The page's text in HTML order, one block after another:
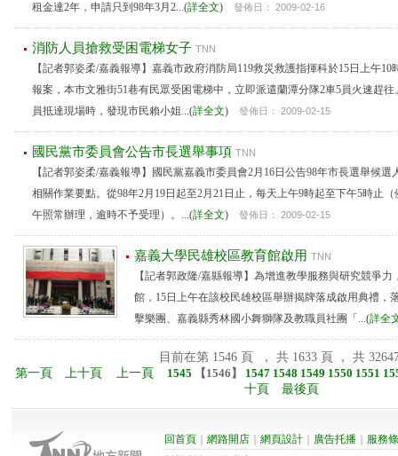
租金達2年，申請只到98年3月2...(詳全文) 發佈日： 2009-02-16
消防人員搶救受困電梯女子 TNN
【記者郭姿柔/嘉義報導】嘉義市政府消防局119救災救護指揮科於15日上午10
報案，本市文雅街51巷有民眾受困電梯中，立即派遣蘭潭分隊2車5員火速趕往
員抵達現場時，發現市民賴小姐...(詳全文) 發佈日： 2009-02-15
國民黨市委員會公告市長選舉事項 TNN
【記者郭姿柔/嘉義報導】國民黨嘉義市委員會2月16日公告98年市長選舉候選
相關作業要點。從98年2月19日起至2月21日止，每天上午9時起至下午5時止
午照常辦理，逾時不予受理）。...(詳全文) 發佈日： 2009-02-15
嘉義大學民雄校區教育館啟用 TNN
【記者郭政隆/嘉縣報導】為增進教學服務與研究競爭
館，15日上午在該校民雄校區舉辦揭牌落成啟用典禮，
擊樂團、嘉義縣秀林國小舞獅隊及教職員社團「...(詳全
目前在第 1546 頁 ， 共 1633 頁 ， 共
第一頁
上十頁 上一頁 1545 【 1546 】 1547 1548 1549 1550 1551
十頁
最後頁
回首頁 網路開店 網頁設計 廣告托播
服務